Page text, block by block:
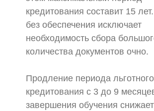
кредитования составит 15
без обеспечения исключает
необходимость сбора
количества документов очно.
Продление периода льготного
кредитования с 3 до 9
завершения обучения